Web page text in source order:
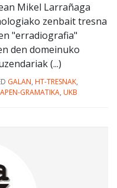
Mikel Larrañaga
zenbait tresna
"erradiografia"
den domeinuko
(...)
GALAN, HT-TRESNAK,
GRAMATIKA, UKB